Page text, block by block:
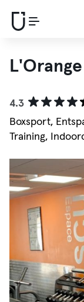
4.3
Boxsport,
Training,